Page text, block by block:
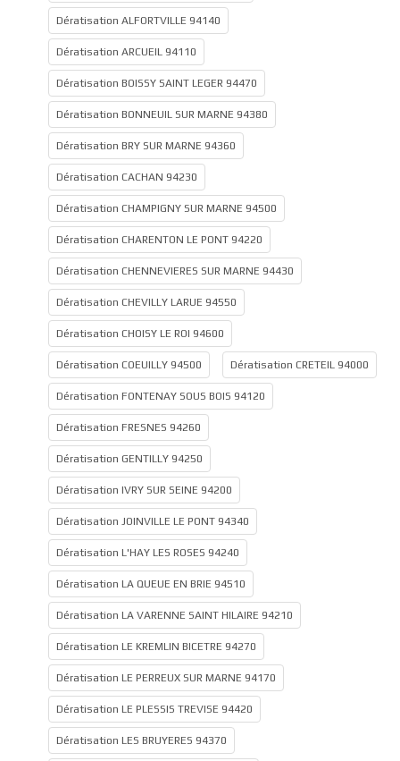
Dératisation ALFORTVILLE 94140
Dératisation ARCUEIL 94110
Dératisation BOISSY SAINT LEGER 94470
Dératisation BONNEUIL SUR MARNE 94380
Dératisation BRY SUR MARNE 94360
Dératisation CACHAN 94230
Dératisation CHAMPIGNY SUR MARNE 94500
Dératisation CHARENTON LE PONT 94220
Dératisation CHENNEVIERES SUR MARNE 94430
Dératisation CHEVILLY LARUE 94550
Dératisation CHOISY LE ROI 94600
Dératisation COEUILLY 94500 Dératisation CRETEIL 94000
Dératisation FONTENAY SOUS BOIS 94120
Dératisation FRESNES 94260
Dératisation GENTILLY 94250
Dératisation IVRY SUR SEINE 94200
Dératisation JOINVILLE LE PONT 94340
Dératisation L'HAY LES ROSES 94240
Dératisation LA QUEUE EN BRIE 94510
Dératisation LA VARENNE SAINT HILAIRE 94210
Dératisation LE KREMLIN BICETRE 94270
Dératisation LE PERREUX SUR MARNE 94170
Dératisation LE PLESSIS TREVISE 94420
Dératisation LES BRUYERES 94370